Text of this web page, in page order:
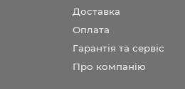
Доставка
Оплата
Гарантія та сервіс
Про компанію